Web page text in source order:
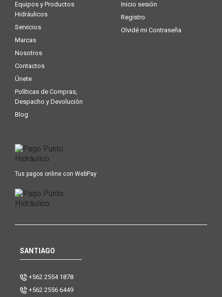
Equipos y Productos
Hidráulicos
Servicios
Marcas
Nosotros
Contactos
Únete
Políticas de Compras,
Despacho y Devolución
Blog
Inicio sesión
Registro
Olvidé mi Contraseña
Tus pagos online con WebPay
SANTIAGO
+562 2554 1878
+562 2556 6449